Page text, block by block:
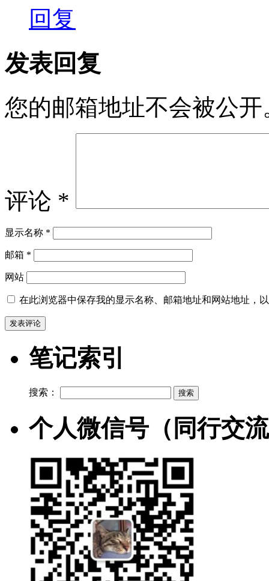
回复
发表回复
您的邮箱地址不会被公开
评论 *
显示名称 *
邮箱 *
网站
在此浏览器中保存我的显示名称、邮箱地址和网站地址，
笔记索引
搜索：
个人微信号（同行交